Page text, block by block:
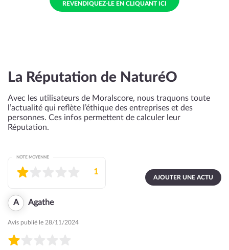
REVENDIQUEZ-LE EN CLIQUANT ICI
La Réputation de NaturéO
Avec les utilisateurs de Moralscore, nous traquons toute
l’actualité qui reflète l’éthique des entreprises et des
personnes. Ces infos permettent de calculer leur
Réputation.
AJOUTER UNE ACTU
NOTE MOYENNE
1
A Agathe
Avis publié le 28/11/2024